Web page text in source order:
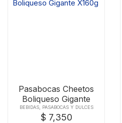
Pasabocas Cheetos
Boliqueso Gigante
X160g
BEBIDAS, PASABOCAS Y DULCES
$ 7,350